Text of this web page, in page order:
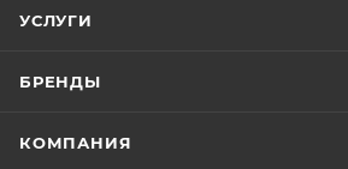
УСЛУГИ
БРЕНДЫ
КОМПАНИЯ